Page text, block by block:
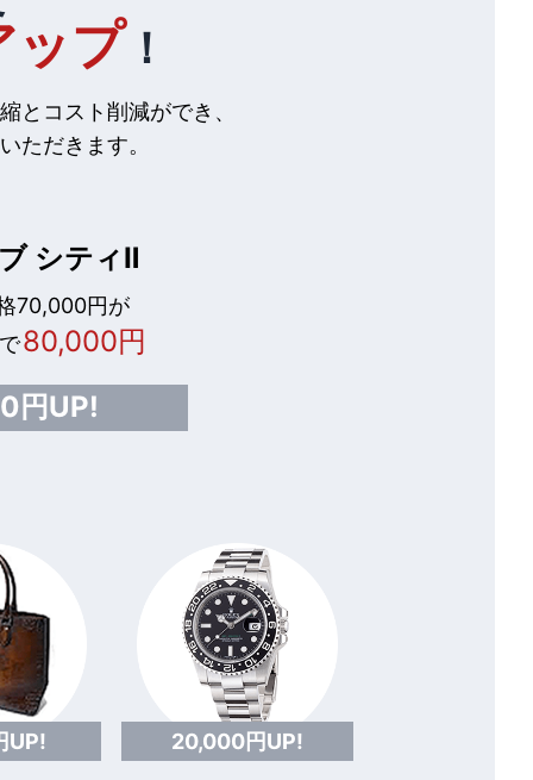
ップ ！
とコスト削減ができ、
ただきます。
シティⅡ
70,000円が
80,000円
円UP!
UP! 20,000円UP!